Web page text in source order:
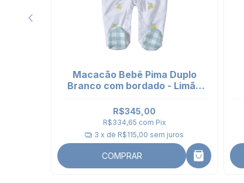
Macacão Bebê Pima Duplo
Branco com bordado - Limão
R$345,00
R$334,65 com Pix
3 x de R$115,00 sem juros
COMPRAR